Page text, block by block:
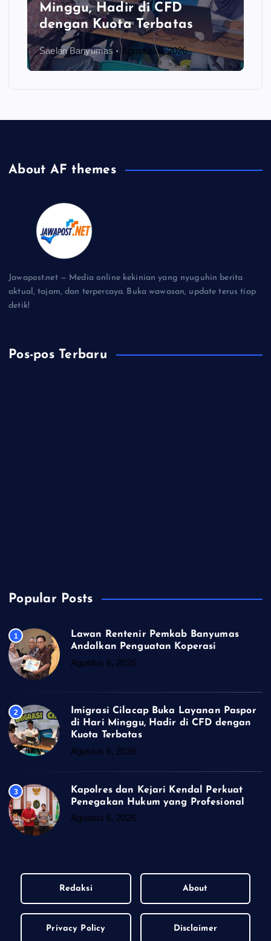
Minggu, Hadir di CFD
dengan Kuota Terbatas
Saelan Banyumas Agustus 6, 2026
About AF themes
Jawapost.net — Media online kekinian yang nyuguhin berita
aktual, tajam, dan terpercaya. Buka wawasan, update terus tiap
detik!
Pos-pos Terbaru
Popular Posts
1
Lawan Rentenir Pemkab Banyumas
Andalkan Penguatan Koperasi
Agustus 6, 2026
2
Imigrasi Cilacap Buka Layanan Paspor
di Hari Minggu, Hadir di CFD dengan
Kuota Terbatas
Agustus 6, 2026
3
Kapolres dan Kejari Kendal Perkuat
Penegakan Hukum yang Profesional
Agustus 6, 2026
Redaksi About
Privacy Policy Disclaimer